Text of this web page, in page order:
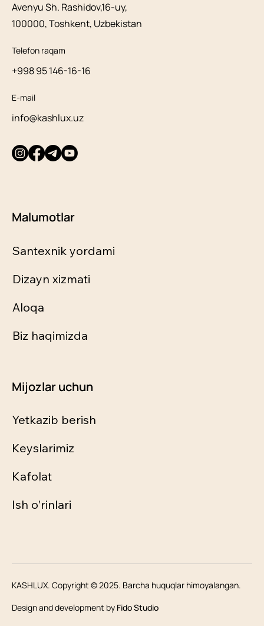
Avenyu Sh. Rashidov,16-uy,
100000, Toshkent, Uzbekistan
Telefon raqam
+998 95 146-16-16
E-mail
info@kashlux.uz
Malumotlar
Santexnik yordami
Dizayn xizmati
Aloqa
Biz haqimizda
Mijozlar uchun
Yetkazib berish
Keyslarimiz
Kafolat
Ish o'rinlari
KASHLUX. Copyright © 2025. Barcha huquqlar himoyalangan.
Design and development by Fido Studio